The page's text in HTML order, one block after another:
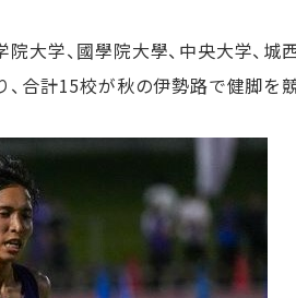
大学、國學院大學、中央大学、城
合計15校が秋の伊勢路で健脚を